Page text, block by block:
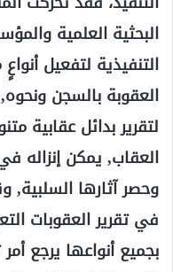
البحثية العلمية
التنفيذية لتفعيل
العقوبة بالسجن
لتقرير بدائل عقابية
العقاب, يمكن إنزاله
وحصر آثارها السلبية,
في تقرير العقوبات
بجميع أنواعها يرجع